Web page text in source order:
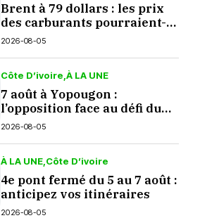
Brent à 79 dollars : les prix
des carburants pourraient-
ils baisser en septembre ?
2026-08-05
Côte D’ivoire À LA UNE
7 août à Yopougon :
l’opposition face au défi du
dialogue
2026-08-05
À LA UNE Côte D’ivoire
4e pont fermé du 5 au 7 août :
anticipez vos itinéraires
2026-08-05